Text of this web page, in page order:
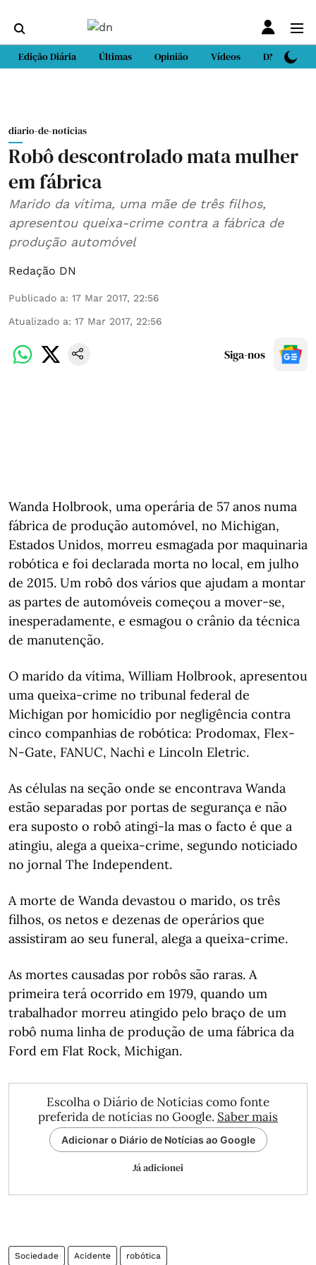
Edição Diária Últimas Opinião Vídeos DN Sport
diario-de-noticias
Robô descontrolado mata mulher
em fábrica
Marido da vítima, uma mãe de três filhos,
apresentou queixa-crime contra a fábrica de
produção automóvel
Redação DN
Publicado a: 17 Mar 2017, 22:56
Atualizado a: 17 Mar 2017, 22:56
Siga-nos
Wanda Holbrook, uma operária de 57 anos numa
fábrica de produção automóvel, no Michigan,
Estados Unidos, morreu esmagada por maquinaria
robótica e foi declarada morta no local, em julho
de 2015. Um robô dos vários que ajudam a montar
as partes de automóveis começou a mover-se,
inesperadamente, e esmagou o crânio da técnica
de manutenção.
O marido da vítima, William Holbrook, apresentou
uma queixa-crime no tribunal federal de
Michigan por homicídio por negligência contra
cinco companhias de robótica: Prodomax, Flex-
N-Gate, FANUC, Nachi e Lincoln Eletric.
As células na seção onde se encontrava Wanda
estão separadas por portas de segurança e não
era suposto o robô atingi-la mas o facto é que a
atingiu, alega a queixa-crime, segundo noticiado
no jornal The Independent.
A morte de Wanda devastou o marido, os três
filhos, os netos e dezenas de operários que
assistiram ao seu funeral, alega a queixa-crime.
As mortes causadas por robôs são raras. A
primeira terá ocorrido em 1979, quando um
trabalhador morreu atingido pelo braço de um
robô numa linha de produção de uma fábrica da
Ford em Flat Rock, Michigan.
Escolha o Diário de Notícias como fonte
preferida de notícias no Google. Saber mais
Adicionar o Diário de Notícias ao Google
Já adicionei
Sociedade Acidente robótica